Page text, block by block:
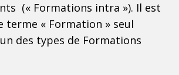
(« Formations intra »). Il est
terme « Formation » seul
des types de Formations